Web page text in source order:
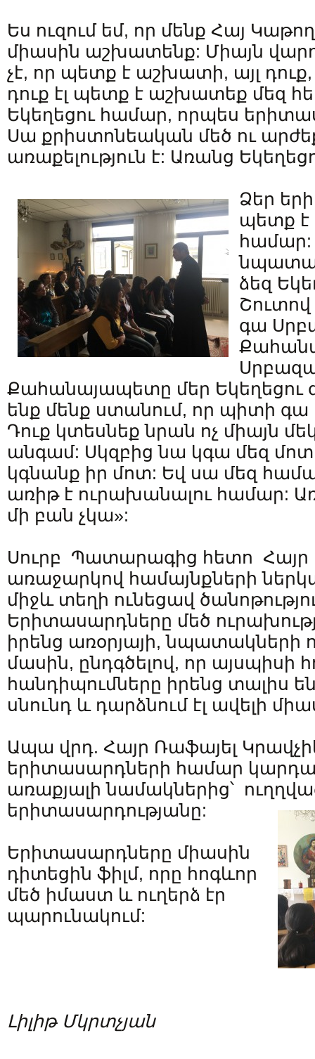
Ես ուզում եմ, որ մենք Հայ
միասին աշխատենք: Միայն
չէ, որ պետք է աշխատի, այլ
դուք էլ պետք է աշխատեք մեզ
Եկեղեցու համար, որպես
Սա քրիստոնեական մեծ ու
առաքելություն է: Առանց
Ձեր
պետք է
համար:
ձեզ
գա
Քահանայապետը մեր Եկեղեցու
ենք մենք ստանում, որ պիտի գա
Դուք կտեսնեք նրան ոչ միայն
անգամ: Սկզբից նա կգա մեզ
կգնանք իր մոտ: Եվ սա մեզ
առիթ է ուրախանալու համար:
մի բան չկա»:
Սուրբ Պատարագից հետո Հայր
առաջարկով համայնքների
միջև տեղի ունեցավ
Երիտասարդները մեծ
իրենց առօրյայի, նպատակների
մասին, ընդգծելով, որ այսպիսի
հանդիպումները իրենց տալիս
սնունդ և դարձնում էլ ավելի
Ապա վրդ. Հայր Ռաֆայել
երիտասարդների համար
առաքյալի նամակներից՝
երիտասարդությանը:
Երիտասարդները միասին
դիտեցին ֆիլմ, որը հոգևոր
մեծ իմաստ և ուղերձ էր
պարունակում:
Լիլիթ Մկրտչյան